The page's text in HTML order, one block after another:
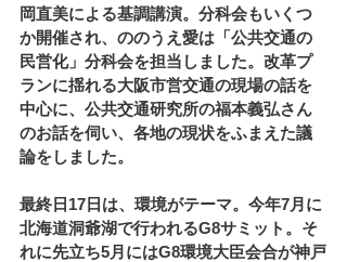
岡直美による基調講演。分科会もいくつ
か開催され、ののうえ愛は「公共交通の
民営化」分科会を担当しました。改革プ
ランに揺れる大阪市営交通の現場の話を
中心に、公共交通研究所の福本義弘さん
のお話を伺い、各地の現状をふまえた議
論をしました。
最終日17日は、環境がテーマ。今年7月に
北海道洞爺湖で行われるG8サミット。そ
れに先立ち5月にはG8環境大臣会合が神戸